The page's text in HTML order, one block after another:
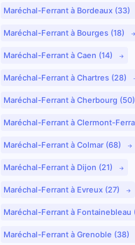
Maréchal-Ferrant à Bordeaux (33)
Maréchal-Ferrant à Bourges (18)
Maréchal-Ferrant à Caen (14)
Maréchal-Ferrant à Chartres (28)
Maréchal-Ferrant à Cherbourg (50)
Maréchal-Ferrant à Clermont-
Maréchal-Ferrant à Colmar (68)
Maréchal-Ferrant à Dijon (21)
Maréchal-Ferrant à Evreux (27)
Maréchal-Ferrant à Fontainebleau
Maréchal-Ferrant à Grenoble (38)